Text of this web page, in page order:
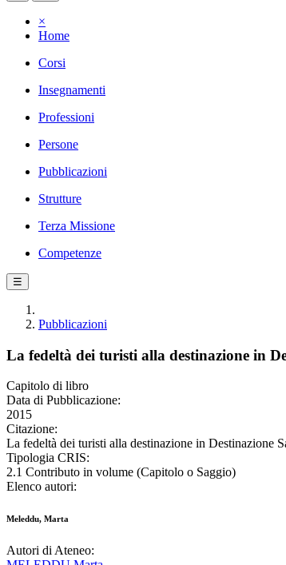
×
Home
Corsi
Insegnamenti
Professioni
Persone
Pubblicazioni
Strutture
Terza Missione
Competenze
☰
Pubblicazioni
La fedeltà dei turisti alla destinazione in
Capitolo di libro
Data di Pubblicazione:
2015
Citazione:
La fedeltà dei turisti alla destinazione in Destinazione
Tipologia CRIS:
2.1 Contributo in volume (Capitolo o Saggio)
Elenco autori:
Meleddu, Marta
Autori di Ateneo: